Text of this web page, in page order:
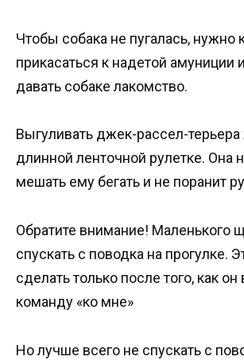
Чтобы собака не пугалась, нужно
прикасаться к надетой амуниции
давать собаке лакомство.
Выгуливать джек-рассел-
длинной ленточной рулетке. Она
мешать ему бегать и не поранит
Обратите внимание! Маленького
спускать с поводка на прогулке.
сделать только после того, как
команду «ко мне»
Но лучше всего не спускать с